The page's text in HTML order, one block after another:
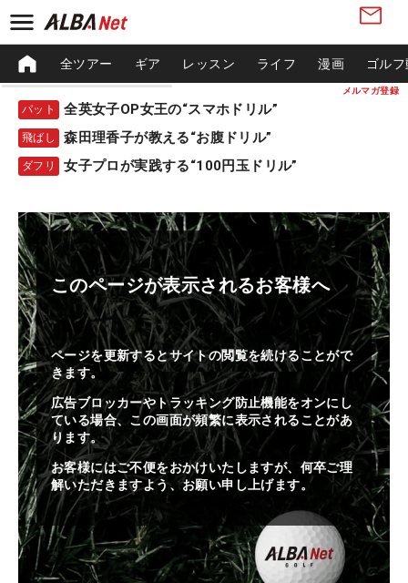
メルマガ登録
全ツアー ギア レッスン ライフ 漫画 ゴル
パット 全英女子OP女王の“スマホドリル”
飛ばし 森田理香子が教える“お腹ドリル”
ダフリ 女子プロが実践する“100円玉ドリル”
このページが表示されるお客様へ
ページを更新するとサイトの閲覧を続けることがで
きます。
広告ブロッカーやトラッキング防止機能をオンにし
ている場合、この画面が頻繁に表示されることがあ
ります。
お客様にはご不便をおかけいたしますが、何卒ご理
解いただきますよう、お願い申し上げます。